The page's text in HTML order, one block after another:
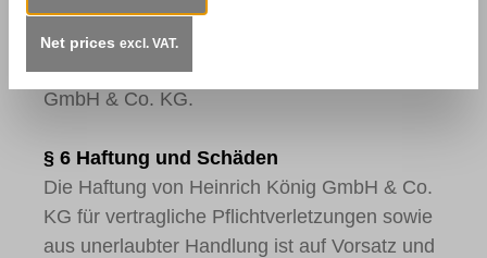
Die gelieferte Ware bleibt bis zur
vollständigen Zahlung aller Forderungen aus
diesem Vertrag Eigentum der Heinrich König
GmbH & Co. KG.
§ 6 Haftung und Schäden
Die Haftung von Heinrich König GmbH & Co.
KG für vertragliche Pflichtverletzungen sowie
aus unerlaubter Handlung ist auf Vorsatz und
Net prices excl. VAT.